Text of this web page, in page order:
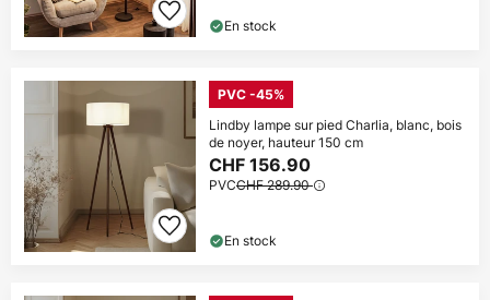
En stock
PVC -45%
Lindby lampe sur pied Charlia, blanc, bois
de noyer, hauteur 150 cm
CHF 156.90
PVCCHF 289.90
En stock